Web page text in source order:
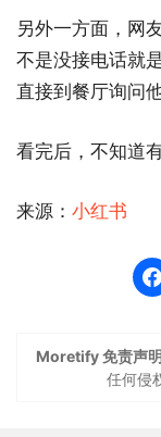
另外一方面，网
不是没接电话就
直接到餐厅询问
看完后，不知道
来源： 小红书
Moretify 免责声明
任何侵